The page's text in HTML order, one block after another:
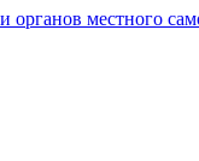
местного